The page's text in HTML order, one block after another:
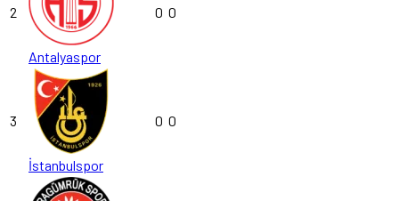
2
Antalyaspor
0 0
3
İstanbulspor
0 0